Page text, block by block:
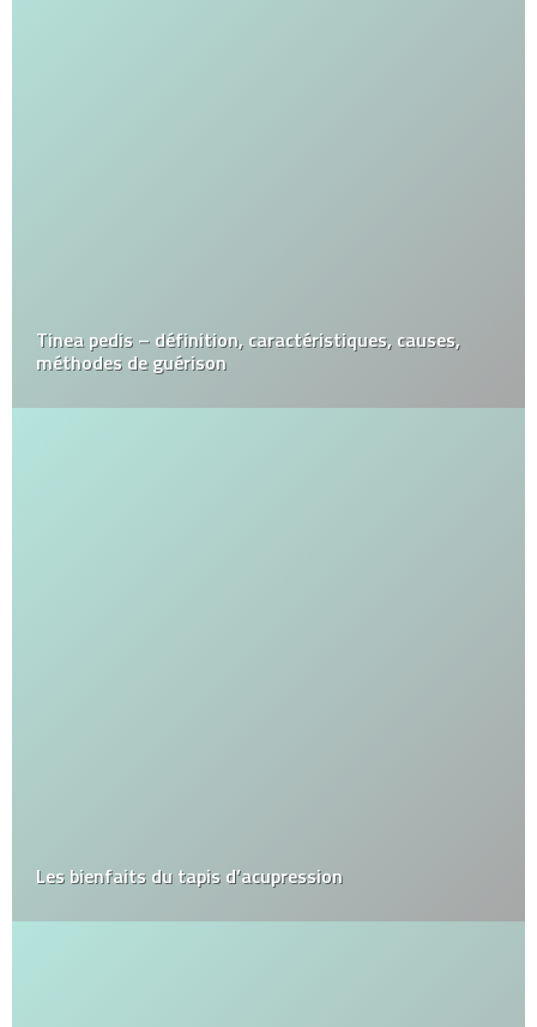
Tinea pedis – définition, caractéristiques, causes,
méthodes de guérison
Les bienfaits du tapis d’acupression